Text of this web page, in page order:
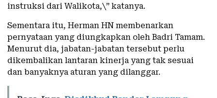
instruksi dari Walikota,\” katanya.
Sementara itu, Herman HN membenarkan
pernyataan yang diungkapkan oleh Badri Tamam.
Menurut dia, jabatan-jabatan tersebut perlu
dikembalikan lantaran kinerja yang tak sesuai
dan banyaknya aturan yang dilanggar.